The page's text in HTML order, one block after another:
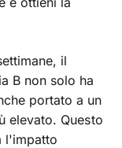
il
B non solo ha
portato a un
elevato. Questo
l'impatto